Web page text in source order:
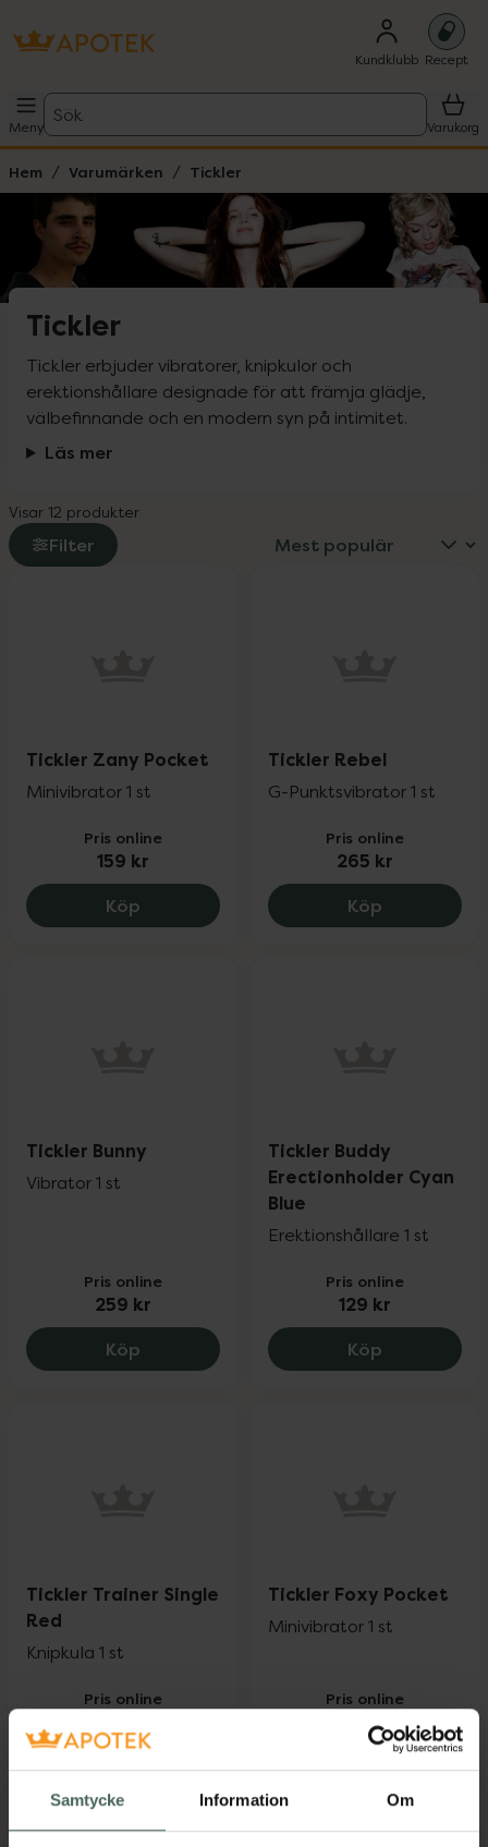
Samtycke Information Om
Kundklubb Recept
Meny
Sök
Varukorg
Hem Varumärken Tickler
Tickler
Tickler erbjuder vibratorer, knipkulor och
erektionshållare designade för att främja glädje,
välbefinnande och en modern syn på intimitet.
Läs mer
Visar 12 produkter
Filter
Tickler Zany Pocket
Minivibrator 1 st
Pris online
159 kr
Köp Tickler Zany Pocket, 159 kr.
Tickler Rebel
G-Punktsvibrator 1 st
Pris online
265 kr
Köp Tickler
Tickler Bunny
Vibrator 1 st
Pris online
259 kr
Köp Tickler Bunny, 259 kr.
Tickler Buddy
Erectionholder Cyan
Blue
Erektionshållare 1 st
Pris online
129 kr
Köp Tickler
Tickler Trainer Single
Red
Knipkula 1 st
Pris online
KöpTickler Trainer Single Red, 164 kr.
Tickler Foxy Pocket
Minivibrator 1 st
Pris online
162 kr
KöpTickler